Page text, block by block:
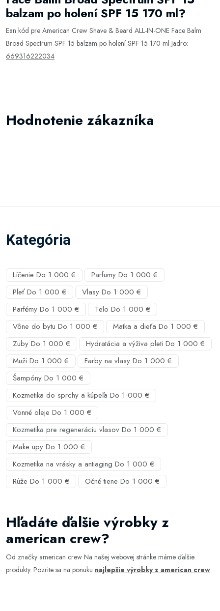
balzam po holení SPF 15 170 ml?
Ean kód pre American Crew Shave & Beard ALL-IN-ONE Face Balm
Broad Spectrum SPF 15 balzam po holení SPF 15 170 ml Jadro:
669316222034
Hodnotenie zákazníka
Kategória
Líčenie Do 1 000 €
Parfumy Do 1 000 €
Pleť Do 1 000 €
Vlasy Do 1 000 €
Parfémy Do 1 000 €
Telo Do 1 000 €
Vône do bytu Do 1 000 €
Matka a dieťa Do 1 000 €
Zuby Do 1 000 €
Hydratácia a výživa pleti Do 1 000 €
Muži Do 1 000 €
Farby na vlasy Do 1 000 €
Šampóny Do 1 000 €
Kozmetika do sprchy a kúpeľa Do 1 000 €
Vonné oleje Do 1 000 €
Kozmetika pre regeneráciu vlasov Do 1 000 €
Make upy Do 1 000 €
Kozmetika na vrásky a antiaging Do 1 000 €
Rúže Do 1 000 €
Očné tiene Do 1 000 €
Hľadáte ďalšie výrobky z
american crew?
Od značky american crew Na našej webovej stránke máme ďalšie
produkty. Pozrite sa na ponuku najlepšie výrobky z american crew.